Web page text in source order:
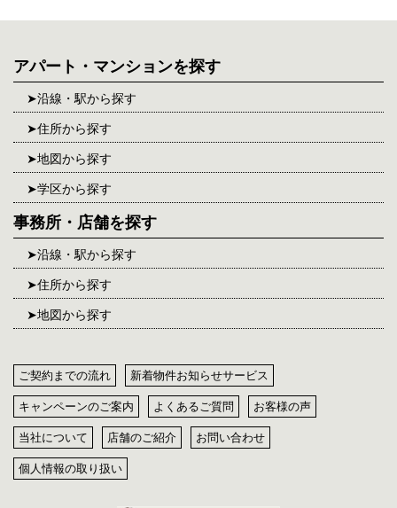
アパート・マンションを探す
沿線・駅から探す
住所から探す
地図から探す
学区から探す
事務所・店舗を探す
沿線・駅から探す
住所から探す
地図から探す
ご契約までの流れ 新着物件お知らせサービス
キャンペーンのご案内 よくあるご質問 お客様の声
当社について 店舗のご紹介 お問い合わせ
個人情報の取り扱い